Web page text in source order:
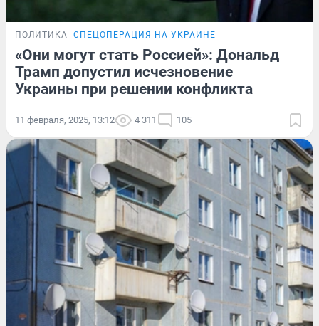
ПОЛИТИКА СПЕЦОПЕРАЦИЯ НА УКРАИНЕ
«Они могут стать Россией»: Дональд
Трамп допустил исчезновение
Украины при решении конфликта
11 февраля, 2025, 13:12 4 311 105